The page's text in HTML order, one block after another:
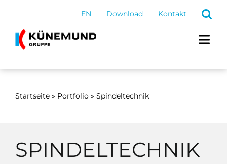
springen
EN Download Kontakt
Produkte &
Gruppe
Startseite» Portfolio» Spindeltechnik
SPINDELTECHNIK